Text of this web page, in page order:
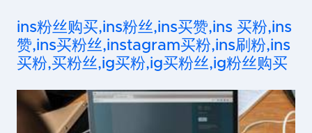
ins粉丝购买,ins粉丝,ins买赞,ins 买粉,ins
赞,ins买粉丝,instagram买粉,ins刷粉,ins
买粉,买粉丝,ig买粉,ig买粉丝,ig粉丝购买